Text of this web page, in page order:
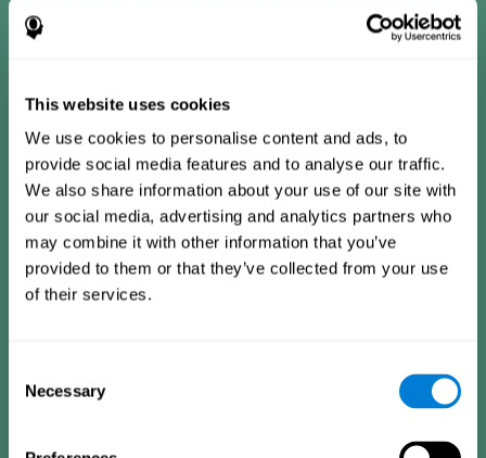
This website uses cookies
We use cookies to personalise content and ads, to
provide social media features and to analyse our traffic.
We also share information about your use of our site with
our social media, advertising and analytics partners who
may combine it with other information that you’ve
provided to them or that they’ve collected from your use
of their services.
Selection
Necessary
Les questions présentées ici sont semblables à celles que l'on trouve
Critères de diagnostic chez les enfants de 7 à 12
ans
Cela consiste en une série d’items auxquels il est facile de
répondre et qui doivent être remplis par le tuteur ou le
professionnel en charge de l’évaluation. Le questionnaire
contient des questions concernant les domaines suivants :
hyperactivité et impulsivité (difficulté à contrôler ses
académiques).